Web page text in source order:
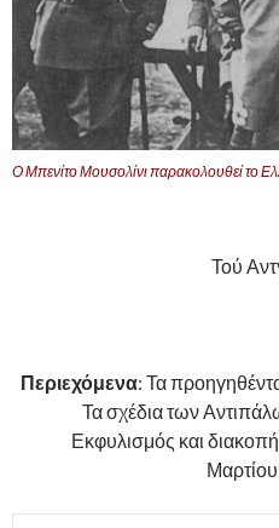
Ο Μπενίτο Μουσολίνι παρακολουθεί το
Τού
Περιεχόμενα: Τα
Τα σχέδια των
Εκφυλισμός και